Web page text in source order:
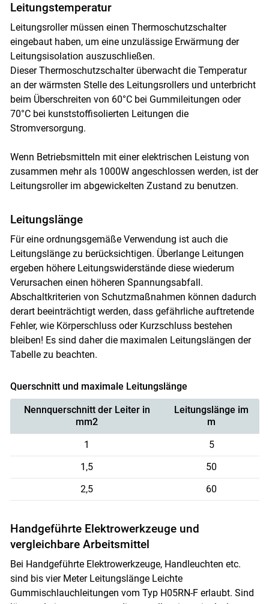
Leitungstemperatur
Leitungsroller müssen einen Thermoschutzschalter
eingebaut haben, um eine unzulässige Erwärmung der
Leitungsisolation auszuschließen.
Dieser Thermoschutzschalter überwacht die Temperatur
an der wärmsten Stelle des Leitungsrollers und unterbricht
beim Überschreiten von 60°C bei Gummileitungen oder
70°C bei kunststoffisolierten Leitungen die
Stromversorgung.
Wenn Betriebsmitteln mit einer elektrischen Leistung von
zusammen mehr als 1000W angeschlossen werden, ist der
Leitungsroller im abgewickelten Zustand zu benutzen.
Leitungslänge
Für eine ordnungsgemäße Verwendung ist auch die
Leitungslänge zu berücksichtigen. Überlange Leitungen
ergeben höhere Leitungswiderstände diese wiederum
Verursachen einen höheren Spannungsabfall.
Abschaltkriterien von Schutzmaßnahmen können dadurch
derart beeinträchtigt werden, dass gefährliche auftretende
Fehler, wie Körperschluss oder Kurzschluss bestehen
bleiben! Es sind daher die maximalen Leitungslängen der
Tabelle zu beachten.
Querschnitt und maximale Leitungslänge
Nennquerschnitt der Leiter in
mm2
Leitungslänge im
m
1
5
1,5
50
2,5
60
Handgeführte Elektrowerkzeuge und
vergleichbare Arbeitsmittel
Bei Handgeführte Elektrowerkzeuge, Handleuchten etc.
sind bis vier Meter Leitungslänge Leichte
Gummischlauchleitungen vom Typ H05RN-F erlaubt. Sind